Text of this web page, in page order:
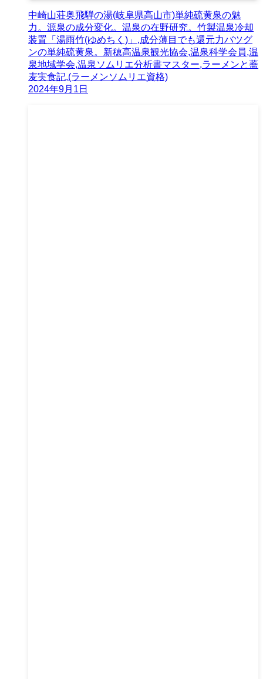
中崎山荘奥飛騨の湯(岐阜県高山市)単純硫黄泉の魅
力。源泉の成分変化。温泉の在野研究。竹製温泉冷却
装置「湯雨竹(ゆめちく)」,成分薄目でも還元力バツグ
ンの単純硫黄泉。新穂高温泉観光協会,温泉科学会員,温
泉地域学会,温泉ソムリエ分析書マスター,ラーメンと蕎
麦実食記,(ラーメンソムリエ資格)
2024年9月1日